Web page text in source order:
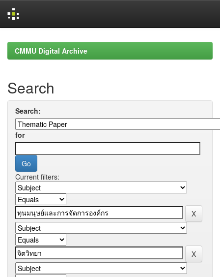
navigationCMMU Digital Archive
Search
Search:
for
Current filters: